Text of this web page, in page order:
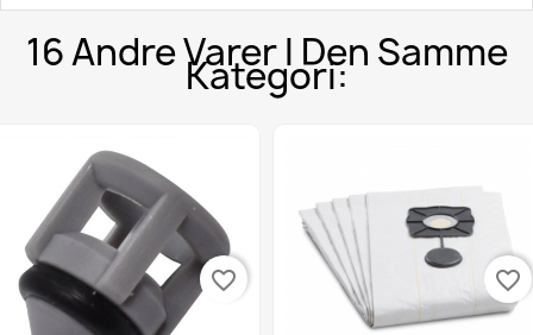
16 Andre Varer I Den Samme
Kategori:
favorite_border favorite_border